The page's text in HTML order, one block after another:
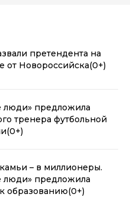
претендента на
от Новороссийска(0+)
люди» предложила
тренера футбольной
(0+)
– в миллионеры.
люди» предложила
образованию(0+)